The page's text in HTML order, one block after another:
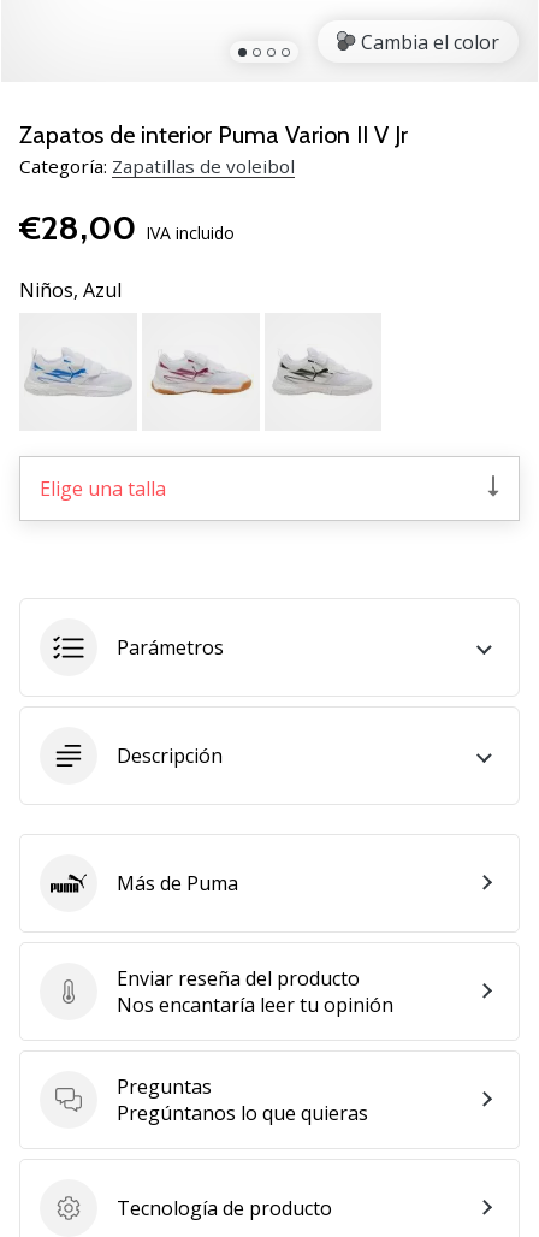
Navidad
para
jugadores
voleibol:
consejos
a
elegir
Encuentra…
•
2 min. de lectura
¡Conviértete
en
Weplayvolleyball!
jugón?
¡Te
queremos
en
nuestro
equipo!
Mostrar
los
artículos
Cambia el color
Zapatos de interior Puma Varion II V Jr
Categoría: Zapatillas de voleibol
€28,00 IVA incluido
Niños, Azul
Elige una talla
Parámetros
Descripción
Enviar reseña del producto
Enviar reseña del producto
Nos encantaría leer tu opinión
Preguntas
Preguntas
Pregúntanos lo que quieras
Tecnología de producto
Tecnología de producto
PumaMás de Puma